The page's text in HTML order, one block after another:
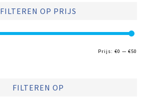
FILTEREN OP PRIJS
Prijs: €0 — €50
FILTEREN OP